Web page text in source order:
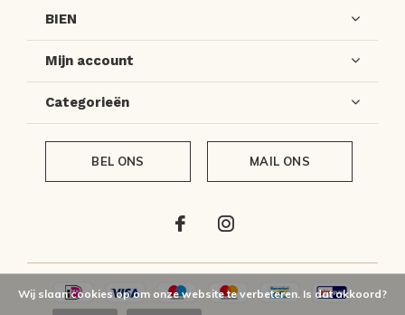
BIEN
Mijn account
Categorieën
BEL ONS MAIL ONS
Wij slaan cookies op om onze website te verbeteren. Is dat akkoord?